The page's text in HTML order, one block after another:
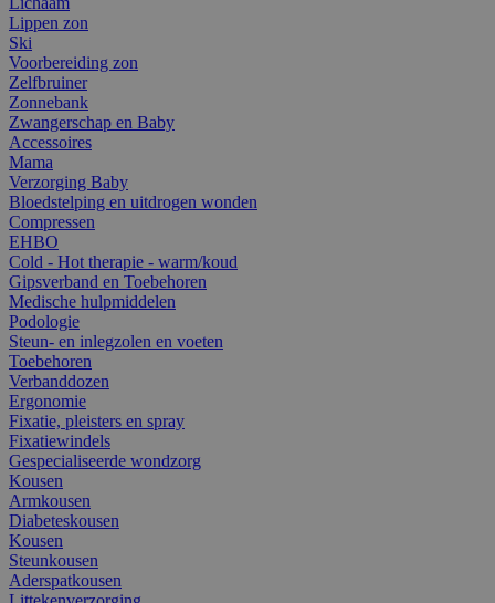
Lippen zon
Ski
Voorbereiding zon
Zelfbruiner
Zonnebank
Zwangerschap en Baby
Accessoires
Mama
Verzorging Baby
Bloedstelping en uitdrogen wonden
Compressen
EHBO
Cold - Hot therapie - warm/koud
Gipsverband en Toebehoren
Medische hulpmiddelen
Podologie
Steun- en inlegzolen en voeten
Toebehoren
Verbanddozen
Ergonomie
Fixatie, pleisters en spray
Fixatiewindels
Gespecialiseerde wondzorg
Kousen
Armkousen
Diabeteskousen
Kousen
Steunkousen
Aderspatkousen